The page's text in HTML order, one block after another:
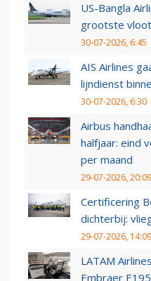
US-Bangla
grootste
30-07-2026, 6:45
AIS Airlines
lijndienst
30-07-2026, 6:30
Airbus
halfjaar: eind
per maand
29-07-2026, 20:09
Certificering
dichterbij:
29-07-2026, 14:09
LATAM
Embraer